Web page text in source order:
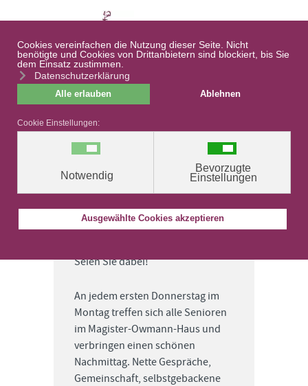
≡
Seniorennachmittag
am 1 Donnerstag im
Monat
Wiederholung
Seien Sie dabei!
An jedem ersten Donnerstag im
Montag treffen sich alle Senioren
im Magister-Owmann-Haus und
verbringen einen schönen
Nachmittag. Nette Gespräche,
Gemeinschaft, selbstgebackene